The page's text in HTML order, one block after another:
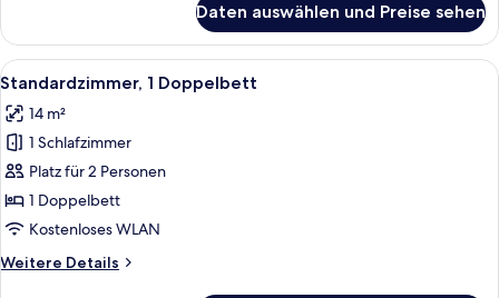
Zimmer,
1 Queen-
Bett
Schlafsofa
Daten auswählen und Preise sehen
Alle
Fotos
für
Standardzimmer,
1
Doppelbett
anzeigen
Ein Hotelzimmer mit einem großen
6
Standardzimmer, 1 Doppelbett
14 m²
1 Schlafzimmer
Platz für 2 Personen
1 Doppelbett
Kostenloses WLAN
Weitere Details
Weitere